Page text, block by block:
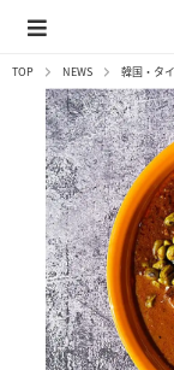
TOP NEWS 韓国・タ